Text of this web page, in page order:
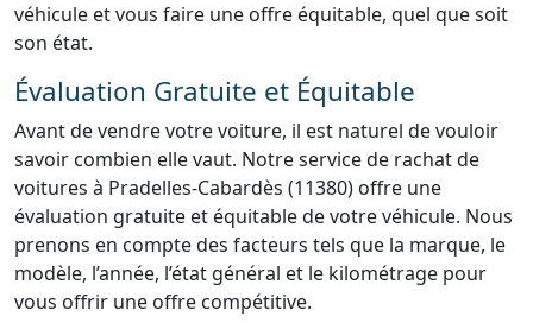
véhicule et vous faire une offre équitable, quel que soit
son état.
Évaluation Gratuite et Équitable
Avant de vendre votre voiture, il est naturel de vouloir
savoir combien elle vaut. Notre service de rachat de
voitures à Pradelles-Cabardès (11380) offre une
évaluation gratuite et équitable de votre véhicule. Nous
prenons en compte des facteurs tels que la marque, le
modèle, l’année, l’état général et le kilométrage pour
vous offrir une offre compétitive.